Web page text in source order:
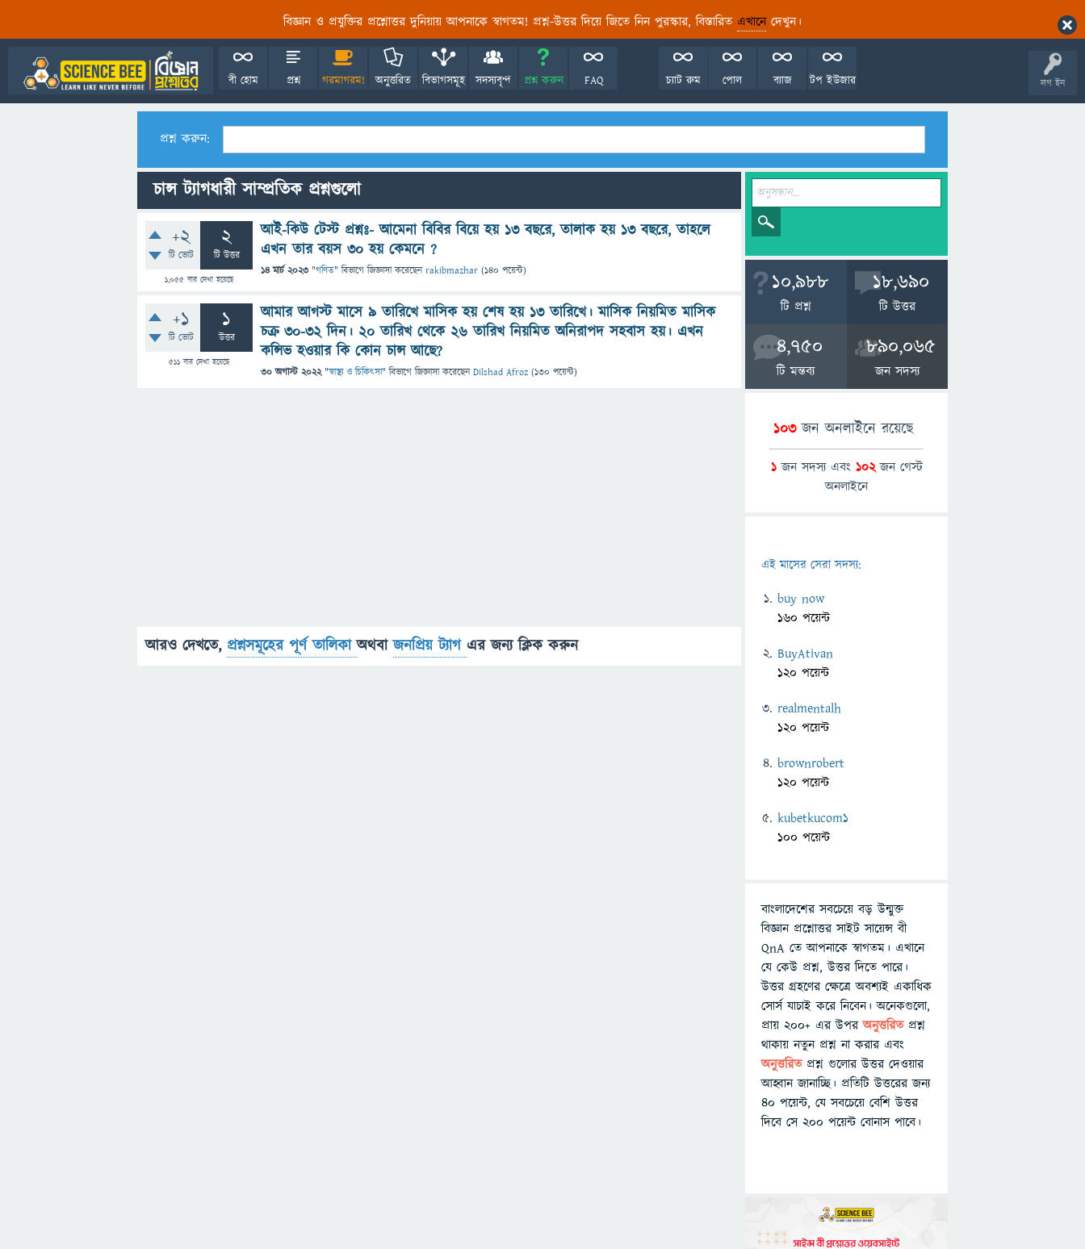
বিজ্ঞান ও প্রযুক্তির প্রশ্নোত্তর দুনিয়ায় আপনাকে স্বাগতম! প্রশ্ন-উত্তর দিয়ে জিতে নিন পুরস্কার, বিস্তারিত এখানেদেখুন।
লগ ইন
বী হোম প্রশ্ন গরমাগরম! অনুত্তরিত বিভাগসমূহ সদস্যবৃন্দ প্রশ্ন করুন FAQ টপ ইউজার
ব্যাজ
পোল
চ্যাট রুম
প্রশ্ন করুন:
চান্স ট্যাগধারী সাম্প্রতিক প্রশ্নগুলো
+2
টি ভোট
2
টি উত্তর
1,055 বার দেখা হয়েছে
আই-কিউ টেস্ট প্রশ্নঃ- আমেনা বিবির বিয়ে হয় ১৩ বছরে, তালাক হয় ১৩ বছরে, তাহলে
এখন তার বয়স ৩০ হয় কেমনে ?
14 মার্চ 2023 "গণিত" বিভাগে জিজ্ঞাসাকরেছেনrakibmazhar (140 পয়েন্ট)
+1
টি ভোট
1
উত্তর
511 বার দেখা হয়েছে
আমার আগস্ট মাসে ৯ তারিখে মাসিক হয় শেষ হয় ১৩ তারিখে। মাসিক নিয়মিত মাসিক
চক্র ৩০-৩২ দিন। ২০ তারিখ থেকে ২৬ তারিখ নিয়মিত অনিরাপদ সহবাস হয়। এখন
কন্সিভ হওয়ার কি কোন চান্স আছে?
30 অগাস্ট 2022 "স্বাস্থ্য ও চিকিৎসা" বিভাগে জিজ্ঞাসাকরেছেনDilshad Afroz (130 পয়েন্ট)
আরও দেখতে, প্রশ্নসমূহের পূর্ণ তালিকাঅথবাজনপ্রিয় ট্যাগ এর জন্য ক্লিক করুন
10,988
টি প্রশ্ন
18,690
টি উত্তর
4,750
টি মন্তব্য
890,065
জন সদস্য
103জন অনলাইনে রয়েছে
1জন সদস্য এবং 102জন গেস্ট
অনলাইনে
এই মাসের সেরা সদস্য:
buy now
160 পয়েন্ট
BuyAtivan
120 পয়েন্ট
realmentalh
120 পয়েন্ট
brownrobert
120 পয়েন্ট
kubetkucom1
100 পয়েন্ট
বাংলাদেশের সবচেয়ে বড় উন্মুক্ত
বিজ্ঞান প্রশ্নোত্তর সাইট সায়েন্স বী
QnA তে আপনাকে স্বাগতম। এখানে
যে কেউ প্রশ্ন, উত্তর দিতে পারে।
উত্তর গ্রহণের ক্ষেত্রে অবশ্যই একাধিক
সোর্স যাচাই করে নিবেন। অনেকগুলো,
প্রায় ২০০+ এর উপরঅনুত্তরিতপ্রশ্ন
থাকায় নতুন প্রশ্ন না করার এবং
অনুত্তরিত প্রশ্ন গুলোর উত্তর দেওয়ার
আহ্বান জানাচ্ছি। প্রতিটি উত্তরের জন্য
৪০ পয়েন্ট, যে সবচেয়ে বেশি উত্তর
দিবে সে ২০০ পয়েন্ট বোনাস পাবে।